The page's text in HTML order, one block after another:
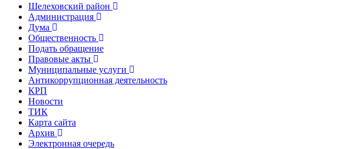
Шелеховский район
Администрация
Дума
Общественность
Подать обращение
Правовые акты
Муниципальные услуги
Антикоррупционная деятельность
КРП
Новости
ТИК
Карта сайта
Архив
Электронная очередь